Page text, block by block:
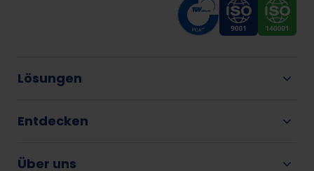
Lösungen
Entdecken
Über uns